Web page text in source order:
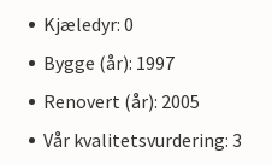
Kjæledyr: 0
Bygge (år): 1997
Renovert (år): 2005
Vår kvalitetsvurdering: 3